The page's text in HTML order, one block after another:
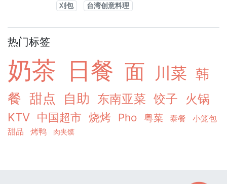
刈包 台湾创意料理
热门标签
奶茶 日餐 面 川菜 韩
餐 甜点 自助 东南亚菜 饺子 火锅
KTV 中国超市 烧烤 Pho 粤菜 泰餐
小笼包
甜品
烤鸭 肉夹馍